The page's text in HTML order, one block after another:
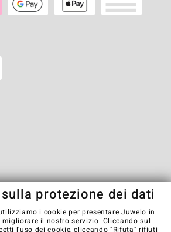
protezione dei dati
i cookie per presentare Juwelo in
il nostro servizio. Cliccando sul
l'uso dei cookie, cliccando "Rifuta" rifiuti